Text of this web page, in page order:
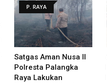
P. RAYA
Satgas Aman Nusa II
Polresta Palangka
Raya Lakukan